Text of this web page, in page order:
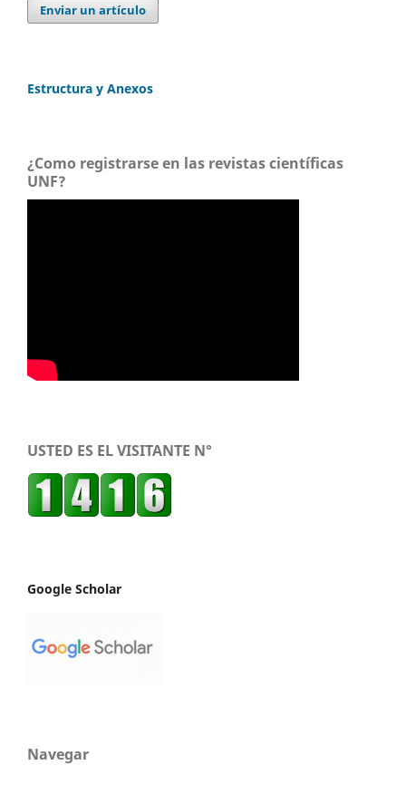
Enviar un artículo
Estructura y Anexos
¿Como registrarse en las revistas científicas
UNF?
USTED ES EL VISITANTE N°
Google Scholar
Navegar